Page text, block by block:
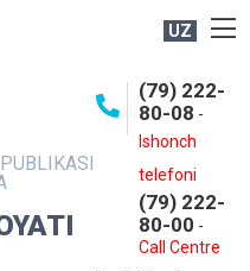
UZ
(79) 222-
80-08 -
Ishonch
telefoni
(79) 222-
80-00 -
Call Centre